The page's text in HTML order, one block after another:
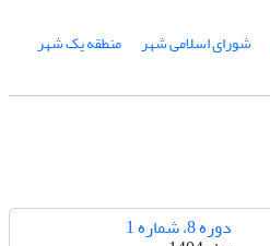
شورای اسلامی شهر منطقه یک شهر
دوره 8، شماره 1